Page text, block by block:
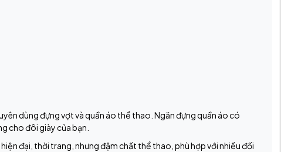
dùng đựng vợt và quần áo thể thao. Ngăn đựng quần áo có
cho đôi giày của bạn.
đại, thời trang, nhưng đậm chất thể thao, phù hợp với nhiều đối